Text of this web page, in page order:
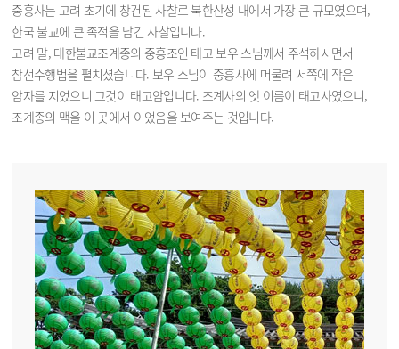
중흥사는 고려 초기에 창건된 사찰로 북한산성 내에서 가장 큰 규모였으며,
한국 불교에 큰 족적을 남긴 사찰입니다.
고려 말, 대한불교조계종의 중흥조인 태고 보우 스님께서 주석하시면서
참선수행법을 펼치셨습니다. 보우 스님이 중흥사에 머물려 서쪽에 작은
암자를 지었으니 그것이 태고암입니다. 조계사의 옛 이름이 태고사였으니,
조계종의 맥을 이 곳에서 이었음을 보여주는 것입니다.